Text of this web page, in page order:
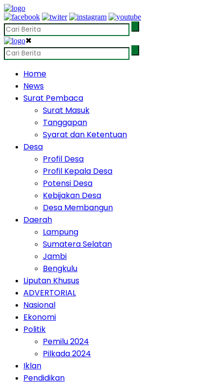
✖
Home
News
Surat Pembaca
Surat Masuk
Tanggapan
Syarat dan Ketentuan
Desa
Profil Desa
Profil Kepala Desa
Potensi Desa
Kebijakan Desa
Desa Membangun
Daerah
Lampung
Sumatera Selatan
Jambi
Bengkulu
Liputan Khusus
ADVERTORIAL
Nasional
Ekonomi
Politik
Pemilu 2024
Pilkada 2024
Iklan
Pendidikan